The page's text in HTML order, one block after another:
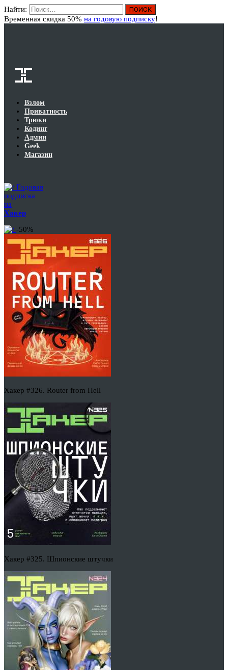
Найти:
Временная скидка 50% на годовую подписку!
Взлом
Приватность
Трюки
Кодинг
Админ
Geek
Магазин
Годовая
подписка
на
Хакер
-50%
Хакер #326. Router from Hell
Хакер #325. Шпионские штучки